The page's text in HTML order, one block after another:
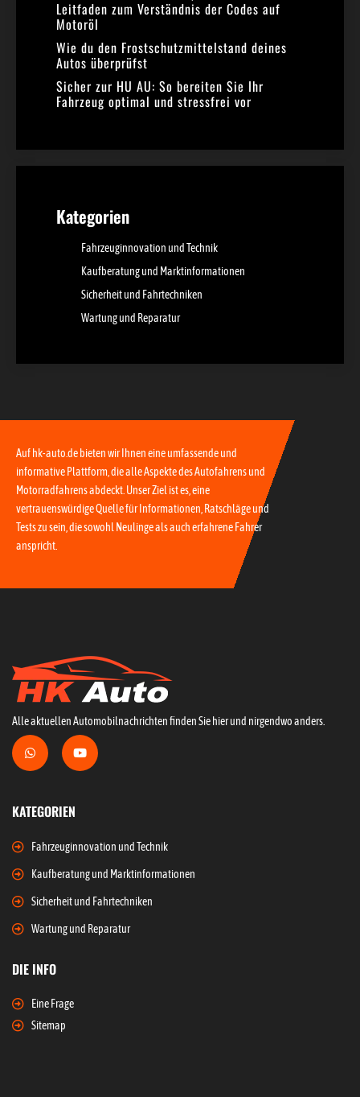
Leitfaden zum Verständnis der Codes auf
Motoröl
Wie du den Frostschutzmittelstand deines
Autos überprüfst
Sicher zur HU AU: So bereiten Sie Ihr
Fahrzeug optimal und stressfrei vor
Kategorien
Fahrzeuginnovation und Technik
Kaufberatung und Marktinformationen
Sicherheit und Fahrtechniken
Wartung und Reparatur
Auf hk-auto.de bieten wir Ihnen eine umfassende und
informative Plattform, die alle Aspekte des Autofahrens und
Motorradfahrens abdeckt. Unser Ziel ist es, eine
vertrauenswürdige Quelle für Informationen, Ratschläge und
Tests zu sein, die sowohl Neulinge als auch erfahrene Fahrer
anspricht.
Alle aktuellen Automobilnachrichten finden Sie hier und nirgendwo anders.
KATEGORIEN
Fahrzeuginnovation und Technik
Kaufberatung und Marktinformationen
Sicherheit und Fahrtechniken
Wartung und Reparatur
DIE INFO
Eine Frage
Sitemap